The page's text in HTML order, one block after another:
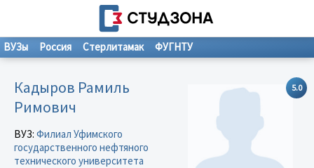
ВУЗы Россия Стерлитамак ФУГНТУ
5.0
Кадыров Рамиль
Римович
ВУЗ: Филиал Уфимского
государственного нефтяного
технического университета